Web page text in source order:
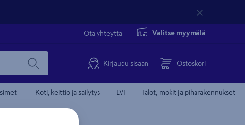
Ota yhteyttä Valitse myymälä
Kirjaudu sisään Ostoskori
Koti, keittiö ja säilytys LVI Talot, mökit ja piharakennukset